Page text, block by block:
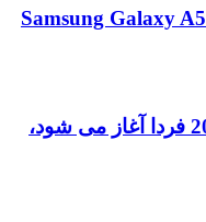
تجربه عملی : نقد و بررسی Samsung Galaxy A5
طوفان قهرمانان جهانی 2022 فردا آغاز می شود،